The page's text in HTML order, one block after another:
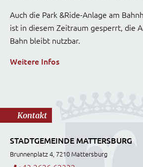
Auch die Park &Ride-Anlage am
ist in diesem Zeitraum gesperrt, die
Bahn bleibt nutzbar.
Weitere Infos
Kontakt
STADTGEMEINDE MATTERSBURG
Brunnenplatz 4, 7210 Mattersburg